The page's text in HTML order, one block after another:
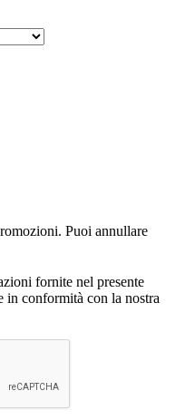
Puoi annullare
fornite nel presente
in conformità con la nostra